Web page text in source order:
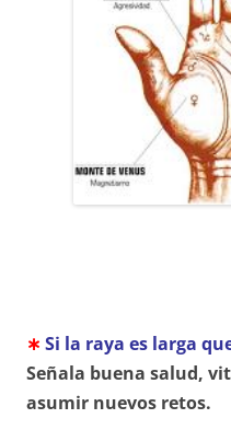
∗ Si la raya es larga
Señala buena salud,
asumir nuevos retos.